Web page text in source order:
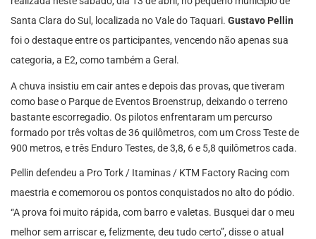
Santa Clara do Sul, localizada no Vale do Taquari. Gustavo Pellin
foi o destaque entre os participantes, vencendo não apenas sua
categoria, a E2, como também a Geral.
A chuva insistiu em cair antes e depois das provas, que tiveram
como base o Parque de Eventos Broenstrup, deixando o terreno
bastante escorregadio. Os pilotos enfrentaram um percurso
formado por três voltas de 36 quilômetros, com um Cross Teste de
900 metros, e três Enduro Testes, de 3,8, 6 e 5,8 quilômetros cada.
Pellin defendeu a Pro Tork / Itaminas / KTM Factory Racing com
maestria e comemorou os pontos conquistados no alto do pódio.
“A prova foi muito rápida, com barro e valetas. Busquei dar o meu
melhor sem arriscar e, felizmente, deu tudo certo”, disse o atual